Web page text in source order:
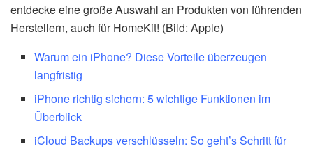
entdecke eine große Auswahl an Produkten von führenden
Herstellern, auch für HomeKit! (Bild: Apple)
Warum ein iPhone? Diese Vorteile überzeugen
langfristig
iPhone richtig sichern: 5 wichtige Funktionen im
Überblick
iCloud Backups verschlüsseln: So geht’s Schritt für